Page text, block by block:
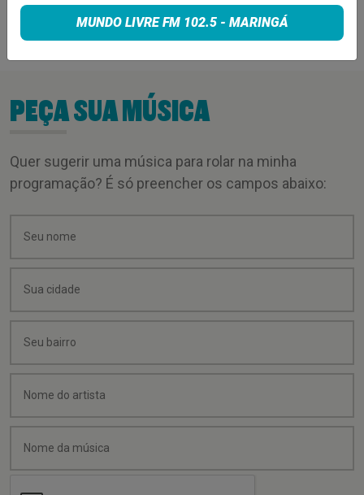
7 de novembro de 2022 Ler Mais
PEÇA SUA MÚSICA
Quer sugerir uma música para rolar na minha
programação? É só preencher os campos abaixo:
MUNDO LIVRE FM 102.5 - MARINGÁ